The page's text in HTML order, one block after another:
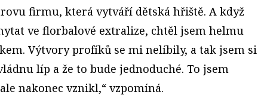
firmu, která vytváří dětská hřiště. A když
ve florbalové extralize, chtěl jsem helmu
Výtvory profíků se mi nelíbily, a tak jsem si
líp a že to bude jednoduché. To jsem
nakonec vznikl,“ vzpomíná.